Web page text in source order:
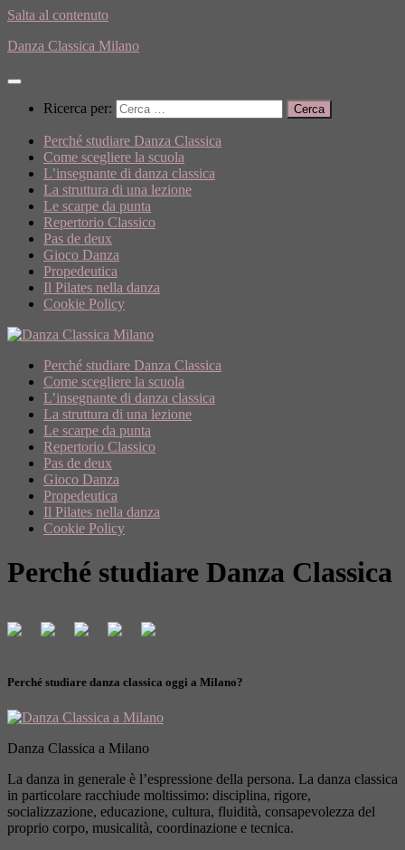
Salta al contenuto
Danza Classica Milano
Ricerca per:
Perché studiare Danza Classica
Come scegliere la scuola
L’insegnante di danza classica
La struttura di una lezione
Le scarpe da punta
Repertorio Classico
Pas de deux
Gioco Danza
Propedeutica
Il Pilates nella danza
Cookie Policy
Perché studiare Danza Classica
Come scegliere la scuola
L’insegnante di danza classica
La struttura di una lezione
Le scarpe da punta
Repertorio Classico
Pas de deux
Gioco Danza
Propedeutica
Il Pilates nella danza
Cookie Policy
Perché studiare Danza Classica
Perché studiare danza classica oggi a Milano?
Danza Classica a Milano
La danza in generale è l’espressione della persona. La danza classica
in particolare racchiude moltissimo: disciplina, rigore,
socializzazione, educazione, cultura, fluidità, consapevolezza del
proprio corpo, musicalità, coordinazione e tecnica.